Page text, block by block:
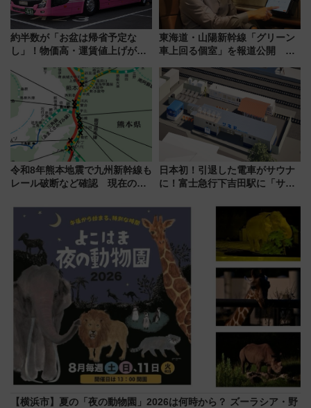
約半数が「お盆は帰省予定な
し」！物価高・運賃値上げが財
りたいけど……【WILLER お盆
帰省動向調査】
東海道・山陽新幹線「グリーン
車上回る個室」を報道公開 プ
令和8年熊本地震で九州新幹線も
レール破断など確認 現在の運
響
日本初！引退した電車がサウナ
に！富士急行下吉田駅に「サ電
業 行き交う電車の音や振動を
感じながら「ととのう」新感覚
【横浜市】夏の「夜の動物園」2026は何時から？ ズーラシア・野